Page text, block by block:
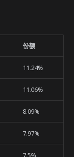
份额
11.24%
11.06%
8.09%
7.97%
7.5%